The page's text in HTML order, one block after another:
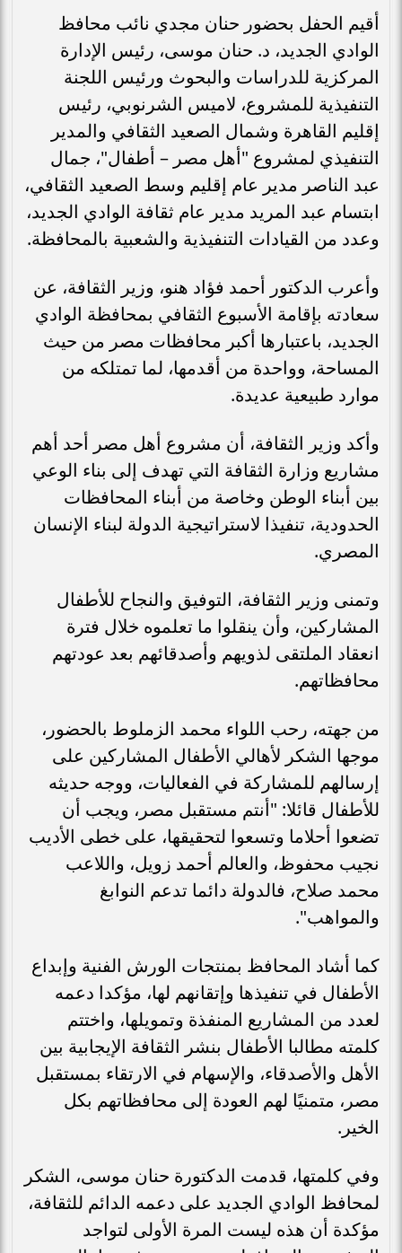
أقيم الحفل بحضور حنان مجدي نائب محافظ
الوادي الجديد، د. حنان موسى، رئيس الإدارة
المركزية للدراسات والبحوث ورئيس اللجنة
التنفيذية للمشروع، لاميس الشرنوبي، رئيس
إقليم القاهرة وشمال الصعيد الثقافي والمدير
التنفيذي لمشروع "أهل مصر – أطفال"، جمال
عبد الناصر مدير عام إقليم وسط الصعيد الثقافي،
ابتسام عبد المريد مدير عام ثقافة الوادي الجديد،
وعدد من القيادات التنفيذية والشعبية بالمحافظة.
وأعرب الدكتور أحمد فؤاد هنو، وزير الثقافة، عن
سعادته بإقامة الأسبوع الثقافي بمحافظة الوادي
الجديد، باعتبارها أكبر محافظات مصر من حيث
المساحة، وواحدة من أقدمها، لما تمتلكه من
موارد طبيعية عديدة.
وأكد وزير الثقافة، أن مشروع أهل مصر أحد أهم
مشاريع وزارة الثقافة التي تهدف إلى بناء الوعي
بين أبناء الوطن وخاصة من أبناء المحافظات
الحدودية، تنفيذا لاستراتيجية الدولة لبناء الإنسان
المصري.
وتمنى وزير الثقافة، التوفيق والنجاح للأطفال
المشاركين، وأن ينقلوا ما تعلموه خلال فترة
انعقاد الملتقى لذويهم وأصدقائهم بعد عودتهم
محافظاتهم.
من جهته، رحب اللواء محمد الزملوط بالحضور،
موجها الشكر لأهالي الأطفال المشاركين على
إرسالهم للمشاركة في الفعاليات، ووجه حديثه
للأطفال قائلا: "أنتم مستقبل مصر، ويجب أن
تضعوا أحلاما وتسعوا لتحقيقها، على خطى الأديب
نجيب محفوظ، والعالم أحمد زويل، واللاعب
محمد صلاح، فالدولة دائما تدعم النوابغ
والمواهب".
كما أشاد المحافظ بمنتجات الورش الفنية وإبداع
الأطفال في تنفيذها وإتقانهم لها، مؤكدا دعمه
لعدد من المشاريع المنفذة وتمويلها، واختتم
كلمته مطالبا الأطفال بنشر الثقافة الإيجابية بين
الأهل والأصدقاء، والإسهام في الارتقاء بمستقبل
مصر، متمنيًا لهم العودة إلى محافظاتهم بكل
الخير.
وفي كلمتها، قدمت الدكتورة حنان موسى، الشكر
لمحافظ الوادي الجديد على دعمه الدائم للثقافة،
مؤكدة أن هذه ليست المرة الأولى لتواجد